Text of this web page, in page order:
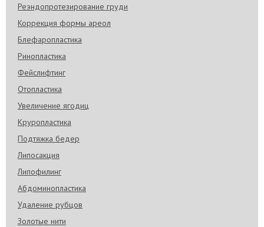
Реэндопротезирование груди
Коррекция формы ареол
Блефаропластика
Ринопластика
Фейслифтинг
Отопластика
Увеличение ягодиц
Круропластика
Подтяжка бедер
Липосакция
Липофилинг
Абдоминопластика
Удаление рубцов
Золотые нити